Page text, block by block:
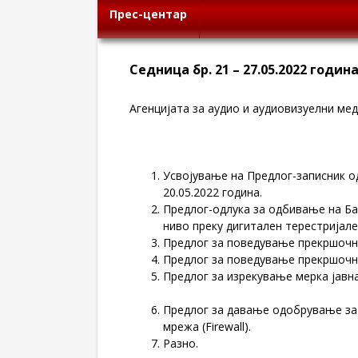
Прес-центар
Седница бр. 21 – 27.05.2022 година
Агенцијата за аудио и аудиовизуелни
Усвојување на Предлог-записник
20.05.2022 година.
Предлог-одлука за одбивање на
ниво преку дигитален
Предлог за поведување
Предлог за поведување
Предлог за изрекување мерка
Предлог за давање одобрување за
мрежа (Firewall).
Разно.